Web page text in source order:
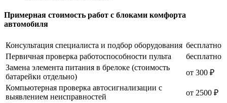
Примерная стоимость работ с блоками комфорта
автомобиля
Консультация специалиста и подбор оборудования бесплатно
Первичная проверка работоспособности пульта
бесплатно
Замена элемента питания в брелоке (стоимость
батарейки отдельно)
от 300 ₽
Компьютерная проверка автосигнализации с
выявлением неисправностей
от 2500 ₽